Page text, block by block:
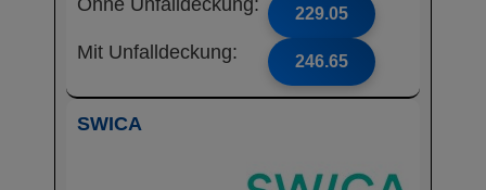
Ohne Unfalldeckung: 229.05
Mit Unfalldeckung: 246.65
SWICA